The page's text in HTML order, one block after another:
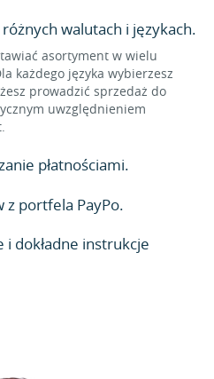
różnych walutach i językach.
asortyment w wielu
każdego języka wybierzesz
prowadzić sprzedaż do
uwzględnieniem
płatnościami.
z portfela PayPo.
dokładne instrukcje